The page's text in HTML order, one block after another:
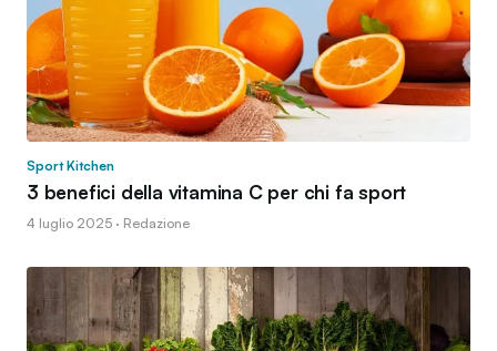
Sport Kitchen
3 benefici della vitamina C per chi fa sport
4 luglio 2025 · Redazione